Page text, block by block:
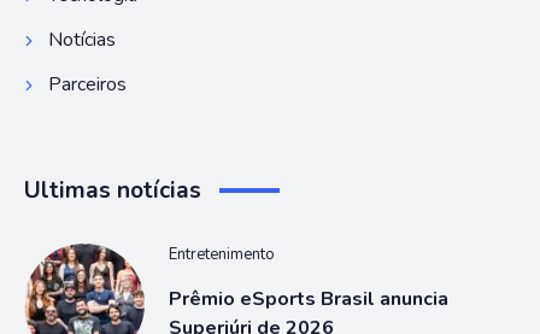
Notícias
Parceiros
Ultimas notícias
Entretenimento
Prêmio eSports Brasil anuncia
Superjúri de 2026